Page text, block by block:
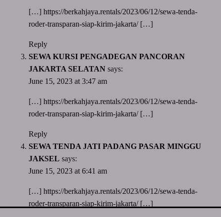
[…] https://berkahjaya.rentals/2023/06/12/sewa-tenda-
roder-transparan-siap-kirim-jakarta/[…]
Reply
SEWA KURSI PENGADEGAN PANCORAN
JAKARTA SELATAN says:
June 15, 2023 at 3:47 am
[…] https://berkahjaya.rentals/2023/06/12/sewa-tenda-
roder-transparan-siap-kirim-jakarta/[…]
Reply
SEWA TENDA JATI PADANG PASAR MINGGU
JAKSEL says:
June 15, 2023 at 6:41 am
[…] https://berkahjaya.rentals/2023/06/12/sewa-tenda-
roder-transparan-siap-kirim-jakarta/[…]